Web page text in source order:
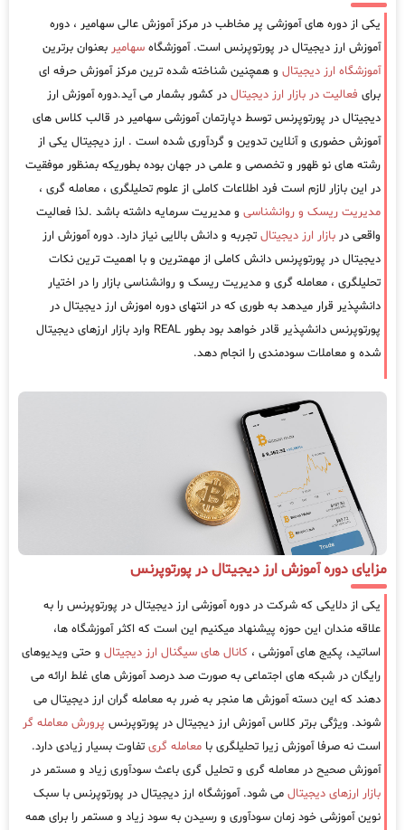
یکی از دوره های آموزشی پر مخاطب در مرکز آموزش عالی سهامیر ، دوره
آموزش ارز دیجیتال در پورتوپرنس است. آموزشگاه سهامیر بعنوان برترین
آموزشگاه ارز دیجیتال و همچنین شناخته شده ترین مرکز آموزش حرفه ای
برای فعالیت در بازار ارز دیجیتال در کشور بشمار می آید.دوره آموزش ارز
دیجیتال در پورتوپرنس توسط دپارتمان آموزشی سهامیر در قالب کلاس های
آموزش حضوری و آنلاین تدوین و گردآوری شده است . ارز دیجیتال یکی از
رشته های نو ظهور و تخصصی و علمی در جهان بوده بطوریکه بمنظور موفقیت
در این بازار لازم است فرد اطلاعات کاملی از علوم تحلیلگری ، معامله گری ،
مدیریت ریسک و روانشناسی و مدیریت سرمایه داشته باشد .لذا فعالیت
واقعی در بازار ارز دیجیتال تجربه و دانش بالایی نیاز دارد. دوره آموزش ارز
دیجیتال در پورتوپرنس دانش کاملی از مهمترین و با اهمیت ترین نکات
تحلیلگری ، معامله گری و مدیریت ریسک و روانشناسی بازار را در اختیار
دانشپذیر قرار میدهد به طوری که در انتهای دوره اموزش ارز دیجیتال در
پورتوپرنس دانشپذیر قادر خواهد بود بطور REAL وارد بازار ارزهای دیجیتال
شده و معاملات سودمندی را انجام دهد.
مزایای دوره آموزش ارز دیجیتال در پورتوپرنس
یکی از دلایکی که شرکت در دوره آموزشی ارز دیجیتال در پورتوپرنس را به
علاقه مندان این حوزه پیشنهاد میکنیم این است که اکثر آموزشگاه ها،
اساتید، پکیج های آموزشی ، کانال های سیگنال ارز دیجیتال و حتی ویدیوهای
رایگان در شبکه های اجتماعی به صورت صد درصد آموزش های غلط ارائه می
دهند که این دسته آموزش ها منجر به ضرر به معامله گران ارز دیجیتال می
شوند. ویژگی برتر کلاس آموزش ارز دیجیتال در پورتوپرنس پرورش معامله گر
است نه صرفا آموزش زیرا تحلیلگری با معامله گری تفاوت بسیار زیادی دارد.
آموزش صحیح در معامله گری و تحلیل گری باعث سودآوری زیاد و مستمر در
بازار ارزهای دیجیتال می شود. آموزشگاه ارز دیجیتال در پورتوپرنس با سبک
نوین آموزشی خود زمان سودآوری و رسیدن به سود زیاد و مستمر را برای همه